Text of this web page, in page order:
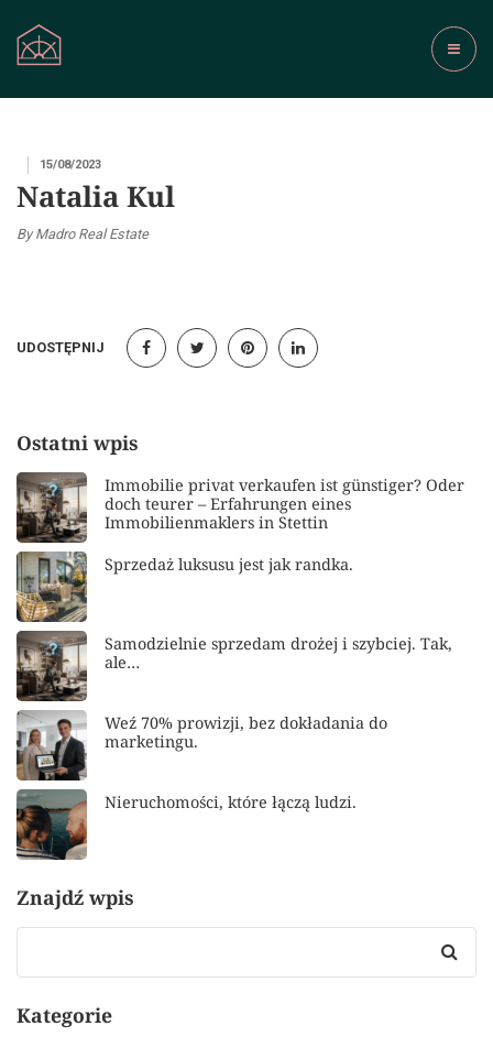
15/08/2023
Natalia Kul
By Madro Real Estate
UDOSTĘPNIJ
Ostatni wpis
Immobilie privat verkaufen ist günstiger? Oder
doch teurer – Erfahrungen eines
Immobilienmaklers in Stettin
Sprzedaż luksusu jest jak randka.
Samodzielnie sprzedam drożej i szybciej. Tak,
ale…
Weź 70% prowizji, bez dokładania do
marketingu.
Nieruchomości, które łączą ludzi.
Znajdź wpis
Kategorie